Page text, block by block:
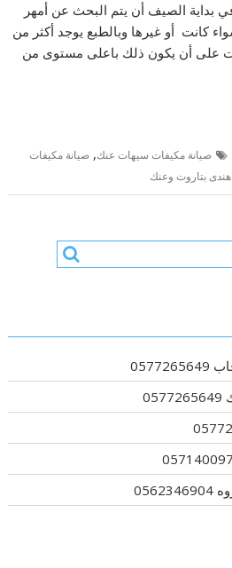
بداية الصيف أن يتم البحث عن أمهر
كانت أو غيرها وبالطبع يوجد أكثر من
على أن يكون ذلك باعلى مستوى من
صيانة مكيفات سيهات عنك,صيانة مكيفات
بتاروت وعنك